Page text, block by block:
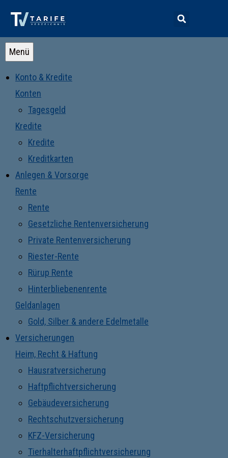
Menü
Konto & Kredite
Konten
Tagesgeld
Kredite
Kredite
Kreditkarten
Anlegen & Vorsorge
Rente
Rente
Gesetzliche Rentenversicherung
Private Rentenversicherung
Riester-Rente
Rürup Rente
Hinterbliebenenrente
Geldanlagen
Gold, Silber & andere Edelmetalle
Versicherungen
Heim, Recht & Haftung
Hausratversicherung
Haftpflichtversicherung
Gebäudeversicherung
Rechtschutzversicherung
KFZ-Versicherung
Tierhalterhaftpflichtversicherung